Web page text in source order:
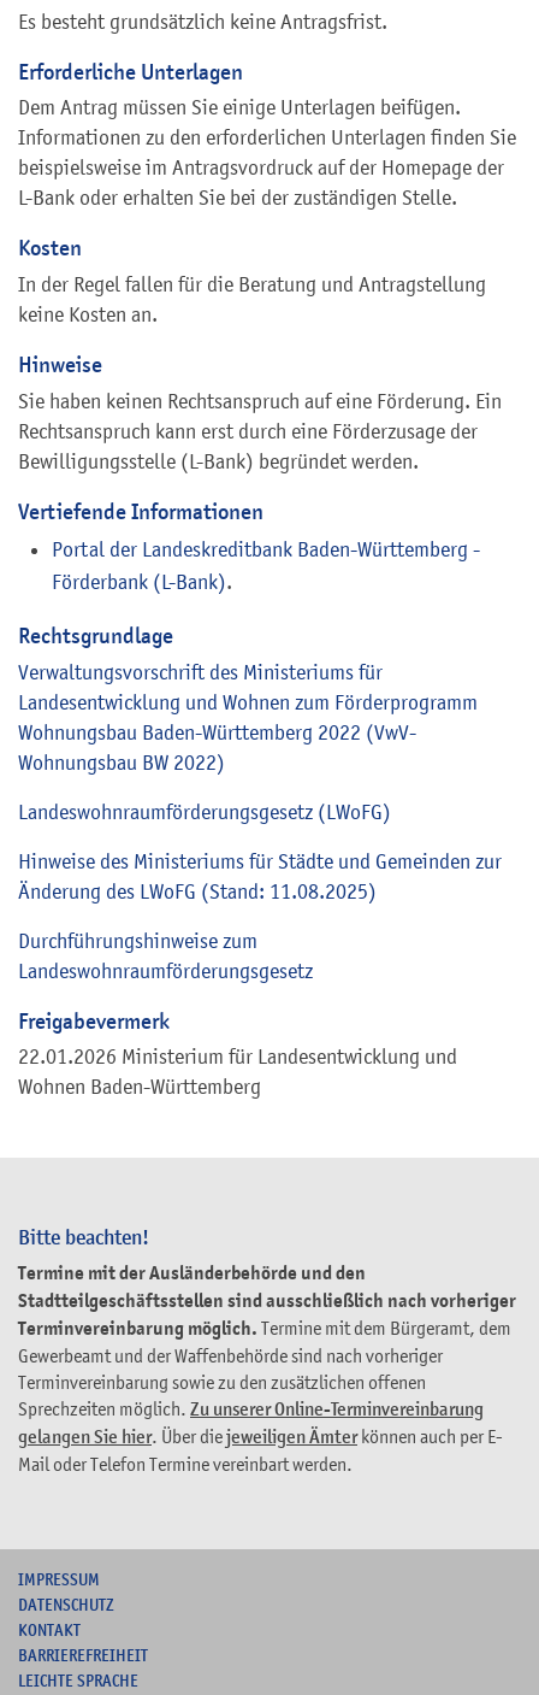
Bitte beachten!
Termine mit der Ausländerbehörde und den
Stadtteilgeschäftsstellen sind ausschließlich nach vorheriger
Terminvereinbarung möglich. Termine mit dem Bürgeramt, dem
Gewerbeamt und der Waffenbehörde sind nach vorheriger
Terminvereinbarung sowie zu den zusätzlichen offenen
Sprechzeiten möglich. Zu unserer Online-Terminvereinbarung
gelangen Sie hier. Über diejeweiligen Ämterkönnen auch per E-
Mail oder Telefon Termine vereinbart werden.
Es besteht grundsätzlich keine Antragsfrist.
Erforderliche Unterlagen
Dem Antrag müssen Sie einige Unterlagen beifügen.
Informationen zu den erforderlichen Unterlagen finden Sie
beispielsweise im Antragsvordruck auf der Homepage der
L-Bank oder erhalten Sie bei der zuständigen Stelle.
Kosten
In der Regel fallen für die Beratung und Antragstellung
keine Kosten an.
Hinweise
Sie haben keinen Rechtsanspruch auf eine Förderung. Ein
Rechtsanspruch kann erst durch eine Förderzusage der
Bewilligungsstelle (L-Bank) begründet werden.
Vertiefende Informationen
Portal der Landeskreditbank Baden-Württemberg -
Förderbank (L-Bank).
Rechtsgrundlage
Verwaltungsvorschrift des Ministeriums für
Landesentwicklung und Wohnen zum Förderprogramm
Wohnungsbau Baden-Württemberg 2022 (VwV-
Wohnungsbau BW 2022)
Landeswohnraumförderungsgesetz (LWoFG)
Hinweise des Ministeriums für Städte und Gemeinden zur
Änderung des LWoFG (Stand: 11.08.2025)
Durchführungshinweise zum
Landeswohnraumförderungsgesetz
Freigabevermerk
22.01.2026 Ministerium für Landesentwicklung und
Wohnen Baden-Württemberg
IMPRESSUM
DATENSCHUTZ
KONTAKT
BARRIEREFREIHEIT
LEICHTE SPRACHE